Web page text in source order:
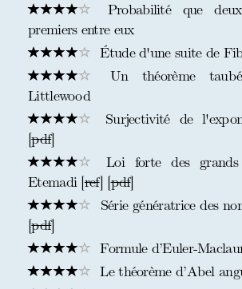
Probabilité que
premiers entre eux
Étude d'une suite de
Un théorème
Littlewood
Surjectivité de
[pdf]
Loi forte des grands
Etemadi [ref] [pdf]
Série génératrice des
[pdf]
Formule d’Euler-
Le théorème d’Abel